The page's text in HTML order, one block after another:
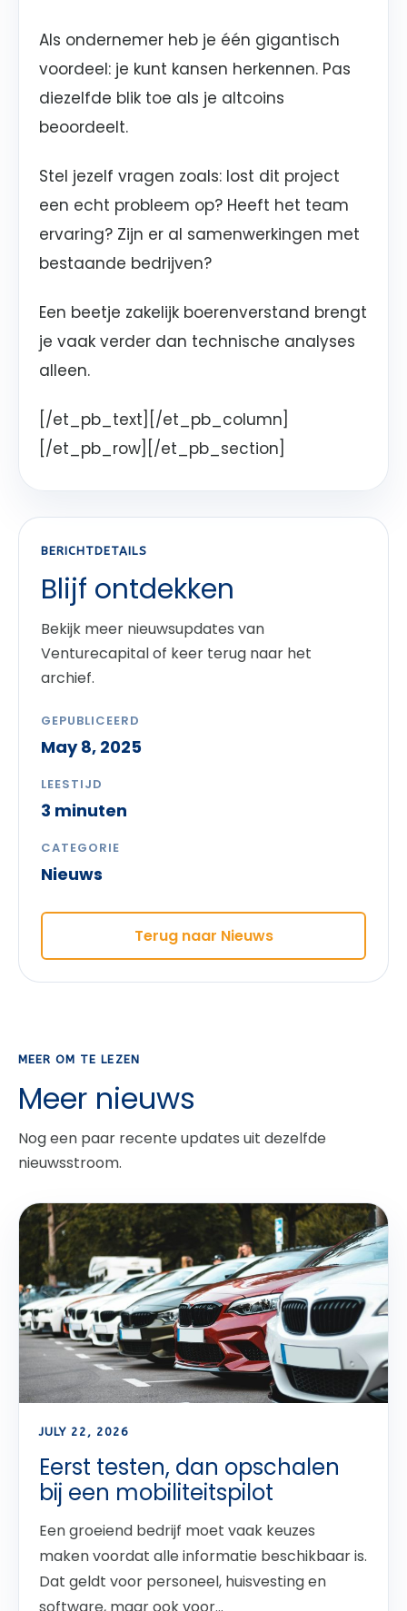
Als ondernemer heb je één gigantisch
voordeel: je kunt kansen herkennen. Pas
diezelfde blik toe als je altcoins
beoordeelt.
Stel jezelf vragen zoals: lost dit project
een echt probleem op? Heeft het team
ervaring? Zijn er al samenwerkingen met
bestaande bedrijven?
Een beetje zakelijk boerenverstand brengt
je vaak verder dan technische analyses
alleen.
[/et_pb_text][/et_pb_column]
[/et_pb_row][/et_pb_section]
BERICHTDETAILS
Blijf ontdekken
Bekijk meer nieuwsupdates van
Venturecapital of keer terug naar het
archief.
GEPUBLICEERD
May 8, 2025
LEESTIJD
3 minuten
CATEGORIE
Nieuws
Terug naar Nieuws
MEER OM TE LEZEN
Meer nieuws
Nog een paar recente updates uit dezelfde
nieuwsstroom.
JULY 22, 2026
Eerst testen, dan opschalen
bij een mobiliteitspilot
Een groeiend bedrijf moet vaak keuzes
maken voordat alle informatie beschikbaar is.
Dat geldt voor personeel, huisvesting en